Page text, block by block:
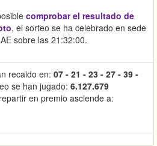
comprobar el resultado de
, el sorteo se ha celebrado en sede
sobre las 21:32:00.
recaido en: 07 - 21 - 23 - 27 - 39 -
se han jugado: 6.127.679
en premio asciende a: